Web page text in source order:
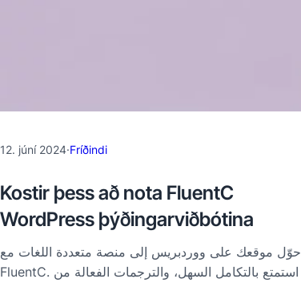
12. júní 2024·Fríðindi
Kostir þess að nota FluentC
WordPress þýðingarviðbótina
حوّل موقعك على ووردبريس إلى منصة متعددة اللغات مع
FluentC. استمتع بالتكامل السهل، والترجمات الفعالة من